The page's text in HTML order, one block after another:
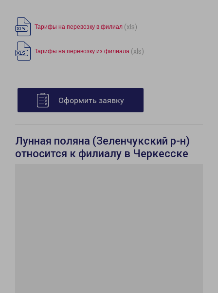
Тарифы на перевозку в филиал (xls)
Тарифы на перевозку из филиала (xls)
Оформить заявку
Лунная поляна (Зеленчукский р-н)
относится к филиалу в Черкесске